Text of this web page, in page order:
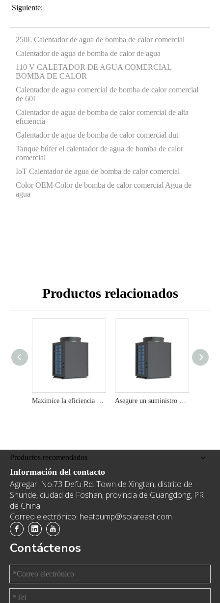
Siguiente:
250L Calentador de agua de bomba de calor comercial
Calentador de agua de bomba de calor de agua
110 V CALETADOR DE AGUA COMERCIAL
BOMBA DE CALOR
Calentador de agua comercial de bomba de calor comercial
de 60L
Calentador de agua de bomba de calor comercial de alta
eficiencia
Calentador de agua de bomba de calor comercial dut
Tanque búfer el calentador de agua de bomba de calor
comercial
IoT Calentador de agua de bomba de calor comercial
Color OEM Color de bomba de calor comercial Agua de
agua
Productos relacionados
Maximice la eficiencia energética con bombas de calor de fuente de aire comercial de 22kW Asegure un suministro de agua caliente confiable con bombas de calor de fuente de aire comercial de 19kW
Productos recomendados
Información del contacto
Agregar: No.73 Defu Rd. Town de Xingtan, distrito de
Shunde, ciudad de Foshan, provincia de Guangdong, PR
de China
Correo electrónico: heatpump@solareast.com
Contáctenos